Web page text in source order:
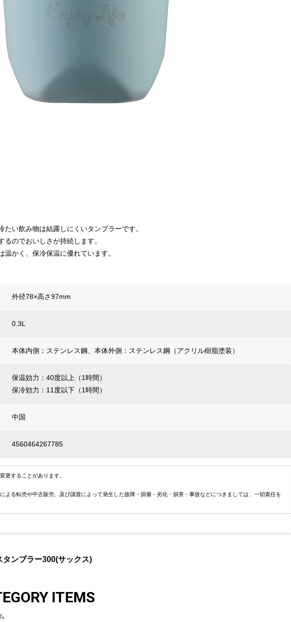
い飲み物は結露しにくいタンブラーです。
のでおいしさが持続します。
かく、保冷保温に優れています。
外径78×高さ97mm
0.3L
本体内側：ステンレス鋼、本体外側：ステンレス鋼（アクリル樹脂塗装）
保温効力：40度以上（1時間）
保冷効力：11度以下（1時間）
中国
4560464267785
更することがあります。
よる転売や中古販売、及び譲渡によって発生した故障・損傷・劣化・損害・事故などにつきましては、一切責任を
ンブラー300(サックス)
ITEMS